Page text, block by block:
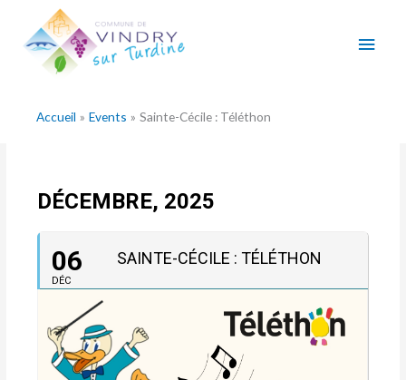
contenu
Accueil Events Sainte-Cécile : Téléthon
DÉCEMBRE, 2025
06
DÉC
SAINTE-CÉCILE : TÉLÉTHON